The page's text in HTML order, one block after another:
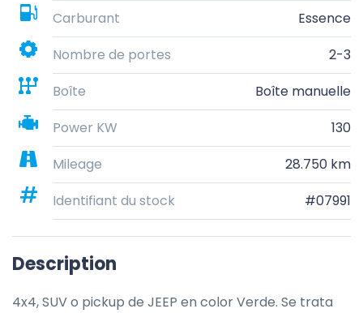
Carburant
Essence
Nombre de portes
2-3
Boîte
Boîte manuelle
Power KW
130
Mileage
28.750 km
Identifiant du stock
#07991
Description
4x4, SUV o pickup de JEEP en color Verde. Se trata